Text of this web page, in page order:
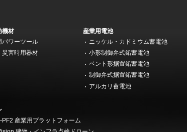
機材
パワーツール
災害時用器材
産業用電池
ニッケル・カドミウム蓄電池
小形制御弁式鉛蓄電池
ベント形据置鉛蓄電池
制御弁式据置鉛蓄電池
アルカリ蓄電池
PF2 産業用プラットフォーム